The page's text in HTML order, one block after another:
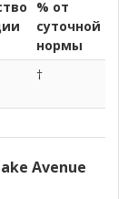
% от
суточной
нормы
†
Avenue